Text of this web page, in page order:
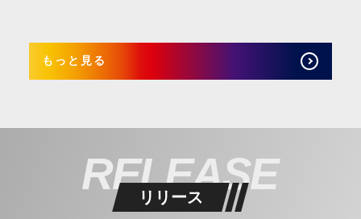
もっと見る
RELEASE
リリース